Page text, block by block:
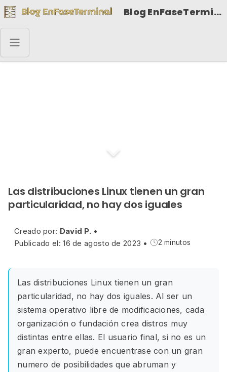
Blog EnFaseTerminal
Las distribuciones Linux tienen un gran
particularidad, no hay dos iguales
Creado por: David P. •
Publicado el: 16 de agosto de 2023 • 2 minutos
Las distribuciones Linux tienen un gran
particularidad, no hay dos iguales. Al ser un
sistema operativo libre de modificaciones, cada
organización o fundación crea distros muy
distintas entre ellas. El usuario final, si no es un
gran experto, puede encuentrase con un gran
numero de posibilidades que abruman y